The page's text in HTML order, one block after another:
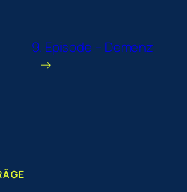
9. Episode – Demenz
→